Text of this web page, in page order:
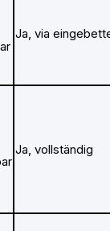
Ja, via
Ja, vollständig